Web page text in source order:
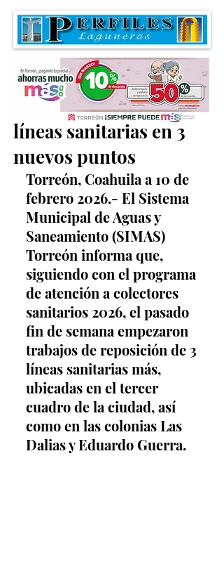
Continúa reposición de
líneas sanitarias en 3
nuevos puntos
Torreón, Coahuila a 10 de
febrero 2026.- El Sistema
Municipal de Aguas y
Saneamiento (SIMAS)
Torreón informa que,
siguiendo con el programa
de atención a colectores
sanitarios 2026, el pasado
fin de semana empezaron
trabajos de reposición de 3
líneas sanitarias más,
ubicadas en el tercer
cuadro de la ciudad, así
como en las colonias Las
Dalias y Eduardo Guerra.